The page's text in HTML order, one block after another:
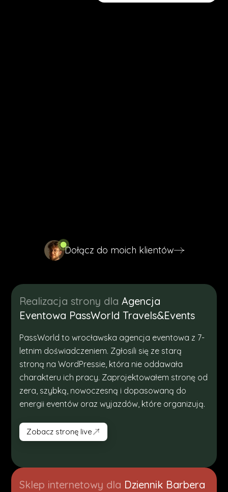
Dołącz do moich klientów
Realizacja strony dla Agencja
Eventowa PassWorld Travels&Events
PassWorld to wrocławska agencja eventowa z 7-
letnim doświadczeniem. Zgłosili się ze starą
stroną na WordPressie, która nie oddawała
charakteru ich pracy. Zaprojektowałem stronę od
zera, szybką, nowoczesną i dopasowaną do
energii eventów oraz wyjazdów, które organizują.
Zobacz stronę live
Zobacz stronę live
Sklep internetowy dla Dziennik Barbera